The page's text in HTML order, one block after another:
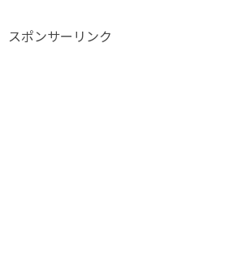
スポンサーリンク